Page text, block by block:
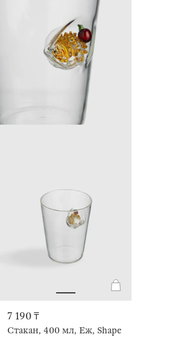
7 190 ₸
Стакан, 400 мл, Еж, Shape